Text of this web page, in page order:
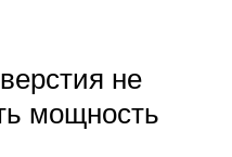
не
мощность